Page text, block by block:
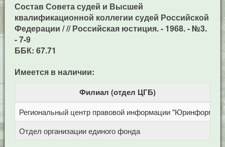
Состав Совета судей и Высшей
квалификационной коллегии судей Российской
Федерации / // Российская юстиция. - 1968. - №3.
- 7-9
ББК: 67.71
Имеется в наличии:
Филиал (отдел ЦГБ)
Региональный центр правовой информации "Юринформ"
Отдел организации единого фонда